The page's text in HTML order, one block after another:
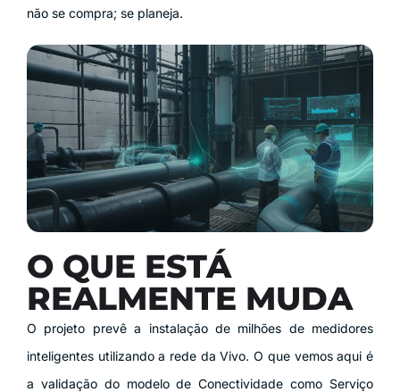
não se compra; se planeja.
O QUE ESTÁ
REALMENTE MUDA
O projeto prevê a instalação de milhões de medidores
inteligentes utilizando a rede da Vivo. O que vemos aqui é
a validação do modelo de Conectividade como Serviço